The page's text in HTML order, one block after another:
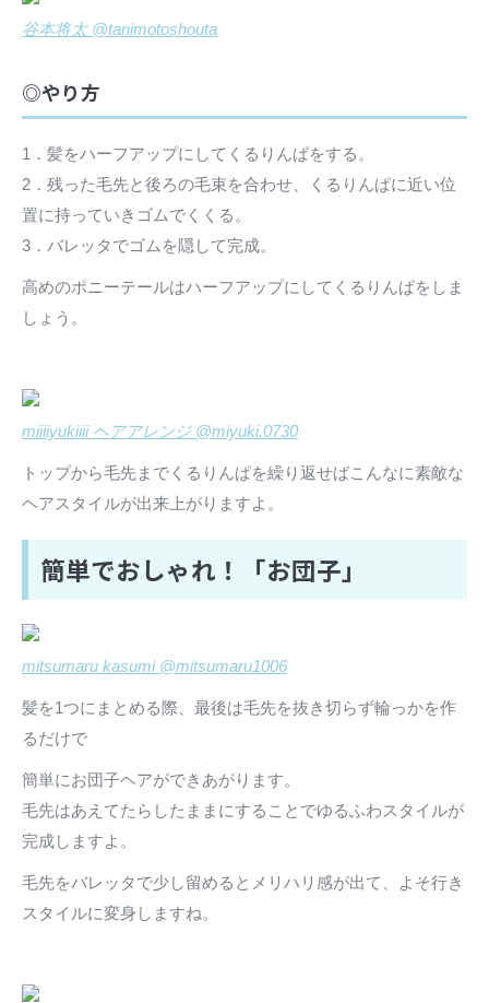
谷本将太 @tanimotoshouta
◎やり方
1．髪をハーフアップにしてくるりんぱをする。
2．残った毛先と後ろの毛束を合わせ、くるりんぱに近い位
置に持っていきゴムでくくる。
3．バレッタでゴムを隠して完成。
高めのポニーテールはハーフアップにしてくるりんぱをしま
しょう。
miiiiyukiiii ヘアアレンジ @miyuki.0730
トップから毛先までくるりんぱを繰り返せばこんなに素敵な
ヘアスタイルが出来上がりますよ。
簡単でおしゃれ！「お団子」
mitsumaru kasumi @mitsumaru1006
髪を1つにまとめる際、最後は毛先を抜き切らず輪っかを作
るだけで
簡単にお団子ヘアができあがります。
毛先はあえてたらしたままにすることでゆるふわスタイルが
完成しますよ。
毛先をバレッタで少し留めるとメリハリ感が出て、よそ行き
スタイルに変身しますね。